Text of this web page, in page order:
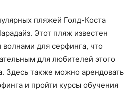
пляжей Голд-Коста
Этот пляж известен
для серфинга, что
для любителей этого
Здесь также можно арендовать
и пройти курсы обучения